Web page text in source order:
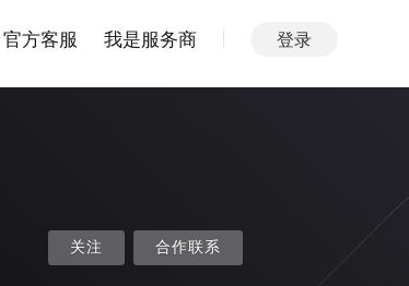
官方客服 我是服务商 登录
关注 合作联系